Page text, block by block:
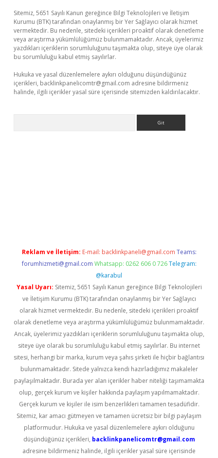
Sitemiz, 5651 Sayılı Kanun gereğince Bilgi Teknolojileri ve İletişim
Kurumu (BTK) tarafından onaylanmış bir Yer Sağlayıcı olarak hizmet
vermektedir. Bu nedenle, sitedeki içerikleri proaktif olarak denetleme
veya araştırma yükümlülüğümüz bulunmamaktadır. Ancak, üyelerimiz
yazdıkları içeriklerin sorumluluğunu taşımakta olup, siteye üye olarak
bu sorumluluğu kabul etmiş sayılırlar.
Hukuka ve yasal düzenlemelere aykırı olduğunu düşündüğünüz
içerikleri, backlinkpanelicomtr@gmail.com adresine bildirmeniz
halinde, ilgili içerikler yasal süre içerisinde sitemizden kaldırılacaktır.
Reklam ve İletişim: E-mail: backlinkpaneli@gmail.com Teams:
forumhizmeti@gmail.com Whatsapp: 0262 606 0 726 Telegram:
@karabul
Yasal Uyarı: Sitemiz, 5651 Sayılı Kanun gereğince Bilgi Teknolojileri
ve İletişim Kurumu (BTK) tarafından onaylanmış bir Yer Sağlayıcı
olarak hizmet vermektedir. Bu nedenle, sitedeki içerikleri proaktif
olarak denetleme veya araştırma yükümlülüğümüz bulunmamaktadır.
Ancak, üyelerimiz yazdıkları içeriklerin sorumluluğunu taşımakta olup,
siteye üye olarak bu sorumluluğu kabul etmiş sayılırlar. Bu internet
sitesi, herhangi bir marka, kurum veya şahıs şirketi ile hiçbir bağlantısı
bulunmamaktadır. Sitede yalnızca kendi hazırladığımız makaleler
paylaşılmaktadır. Burada yer alan içerikler haber niteliği taşımamakta
olup, gerçek kurum ve kişiler hakkında paylaşım yapılmamaktadır.
Gerçek kurum ve kişiler ile isim benzerlikleri tamamen tesadüfidir.
Sitemiz, kar amacı gütmeyen ve tamamen ücretsiz bir bilgi paylaşım
platformudur. Hukuka ve yasal düzenlemelere aykırı olduğunu
düşündüğünüz içerikleri, backlinkpanelicomtr@gmail.com
adresine bildirmeniz halinde, ilgili içerikler yasal süre içerisinde